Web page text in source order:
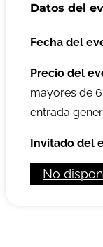
Datos del
Fecha del
Precio del
mayores de
entrada
Invitado del
No